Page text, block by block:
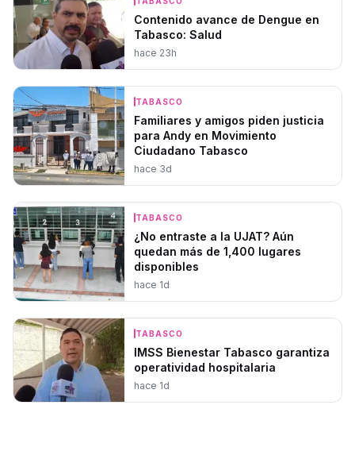
Contenido avance de Dengue en
Tabasco: Salud
hace 23h
TABASCO
Familiares y amigos piden justicia
para Andy en Movimiento
Ciudadano Tabasco
hace 3d
TABASCO
¿No entraste a la UJAT? Aún
quedan más de 1,400 lugares
disponibles
hace 1d
TABASCO
IMSS Bienestar Tabasco garantiza
operatividad hospitalaria
hace 1d